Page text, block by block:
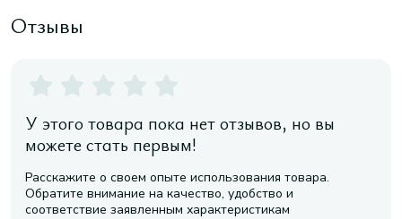
Отзывы
У этого товара пока нет отзывов, но вы
можете стать первым!
Расскажите о своем опыте использования товара.
Обратите внимание на качество, удобство и
соответствие заявленным характеристикам